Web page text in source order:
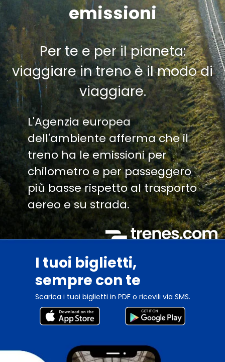
emissioni
Per te e per il pianeta:
viaggiare in treno è il modo di
viaggiare.
L'Agenzia europea
dell'ambiente afferma che il
treno ha le emissioni per
chilometro e per passeggero
più basse rispetto al trasporto
aereo e su strada.
I tuoi biglietti,
sempre con te
Scarica i tuoi biglietti in PDF o ricevili via SMS.